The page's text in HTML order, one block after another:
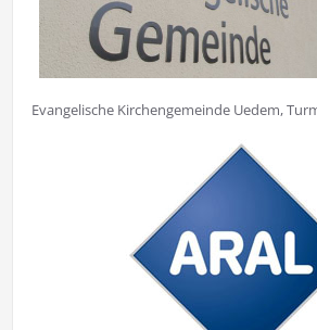
Evangelische Kirchengemeinde Uedem,